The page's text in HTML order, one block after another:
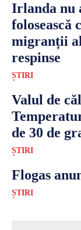
Irlanda nu
folosească
migranții
respinse
ȘTIRI
Valul de
de 30 de
ȘTIRI
Flogas
ȘTIRI